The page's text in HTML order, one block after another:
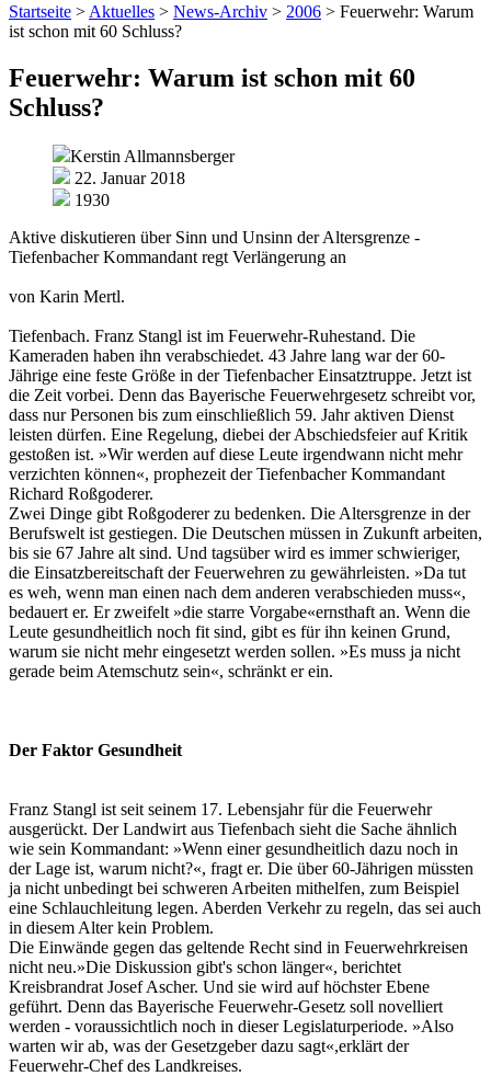
Startseite > Aktuelles > News-Archiv > 2006 > Feuerwehr: Warum
ist schon mit 60 Schluss?
Feuerwehr: Warum ist schon mit 60
Schluss?
Kerstin Allmannsberger
22. Januar 2018
1930
Aktive diskutieren über Sinn und Unsinn der Altersgrenze -
Tiefenbacher Kommandant regt Verlängerung an
von Karin Mertl.
Tiefenbach. Franz Stangl ist im Feuerwehr-Ruhestand. Die
Kameraden haben ihn verabschiedet. 43 Jahre lang war der 60-
Jährige eine feste Größe in der Tiefenbacher Einsatztruppe. Jetzt ist
die Zeit vorbei. Denn das Bayerische Feuerwehrgesetz schreibt vor,
dass nur Personen bis zum einschließlich 59. Jahr aktiven Dienst
leisten dürfen. Eine Regelung, diebei der Abschiedsfeier auf Kritik
gestoßen ist. »Wir werden auf diese Leute irgendwann nicht mehr
verzichten können«, prophezeit der Tiefenbacher Kommandant
Richard Roßgoderer.
Zwei Dinge gibt Roßgoderer zu bedenken. Die Altersgrenze in der
Berufswelt ist gestiegen. Die Deutschen müssen in Zukunft arbeiten,
bis sie 67 Jahre alt sind. Und tagsüber wird es immer schwieriger,
die Einsatzbereitschaft der Feuerwehren zu gewährleisten. »Da tut
es weh, wenn man einen nach dem anderen verabschieden muss«,
bedauert er. Er zweifelt »die starre Vorgabe«ernsthaft an. Wenn die
Leute gesundheitlich noch fit sind, gibt es für ihn keinen Grund,
warum sie nicht mehr eingesetzt werden sollen. »Es muss ja nicht
gerade beim Atemschutz sein«, schränkt er ein.
Der Faktor Gesundheit
Franz Stangl ist seit seinem 17. Lebensjahr für die Feuerwehr
ausgerückt. Der Landwirt aus Tiefenbach sieht die Sache ähnlich
wie sein Kommandant: »Wenn einer gesundheitlich dazu noch in
der Lage ist, warum nicht?«, fragt er. Die über 60-Jährigen müssten
ja nicht unbedingt bei schweren Arbeiten mithelfen, zum Beispiel
eine Schlauchleitung legen. Aberden Verkehr zu regeln, das sei auch
in diesem Alter kein Problem.
Die Einwände gegen das geltende Recht sind in Feuerwehrkreisen
nicht neu.»Die Diskussion gibt's schon länger«, berichtet
Kreisbrandrat Josef Ascher. Und sie wird auf höchster Ebene
geführt. Denn das Bayerische Feuerwehr-Gesetz soll novelliert
werden - voraussichtlich noch in dieser Legislaturperiode. »Also
warten wir ab, was der Gesetzgeber dazu sagt«,erklärt der
Feuerwehr-Chef des Landkreises.